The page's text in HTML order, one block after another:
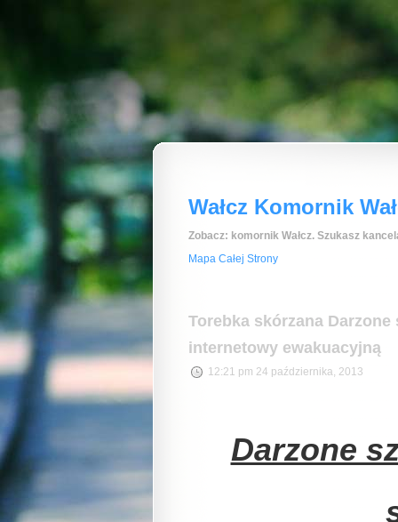
Wałcz Komornik
Zobacz: komornik Wałcz. Szukasz
Mapa Całej Strony
Torebka skórzana
internetowy ewakuacyjną
12:21 pm 24 października, 2013
Darzone